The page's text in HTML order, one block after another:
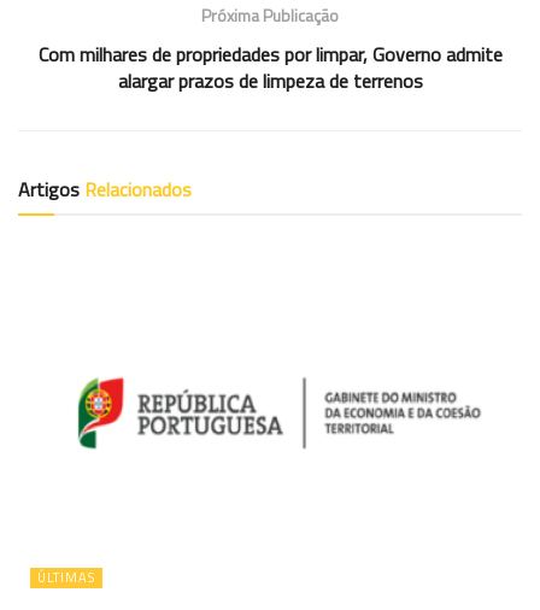
Próxima Publicação
Com milhares de propriedades por limpar, Governo admite
alargar prazos de limpeza de terrenos
Artigos Relacionados
ÚLTIMAS